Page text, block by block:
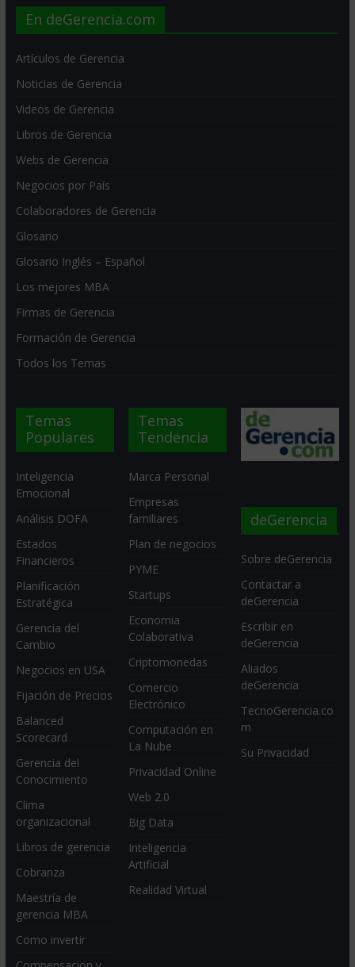
En deGerencia.com
Artículos de Gerencia
Noticias de Gerencia
Videos de Gerencia
Libros de Gerencia
Webs de Gerencia
Negocios por País
Colaboradores de Gerencia
Glosario
Glosario Inglés – Español
Los mejores MBA
Firmas de Gerencia
Formación de Gerencia
Todos los Temas
Temas
Populares
Inteligencia
Emocional
Análisis DOFA
Estados
Financieros
Planificación
Estratégica
Gerencia del
Cambio
Negocios en USA
Fijación de Precios
Balanced
Scorecard
Gerencia del
Conocimiento
Clima
organizacional
Libros de gerencia
Cobranza
Maestría de
gerencia MBA
Como invertir
Temas
Tendencia
Marca Personal
Empresas
familiares
Plan de negocios
PYME
Startups
Economia
Colaborativa
Criptomonedas
Comercio
Electrónico
Computación en
La Nube
Privacidad Online
Web 2.0
Big Data
Inteligencia
Artificial
Realidad Virtual
deGerencia
Sobre deGerencia
Contactar a
deGerencia
Escribir en
deGerencia
Aliados
deGerencia
TecnoGerencia.co
m
Su Privacidad